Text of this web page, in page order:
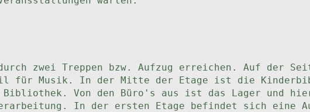
durch zwei Treppen bzw. Aufzug erreichen. Auf der
für Musik. In der Mitte der Etage ist die
Von den Büro's aus ist das Lager und
In der ersten Etage befindet sich eine